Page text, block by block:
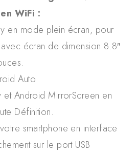
WiFi :
en mode plein écran, pour
écran de dimension 8.8″
Auto
et Android MirrorScreen en
Définition.
smartphone en interface
sur le port USB